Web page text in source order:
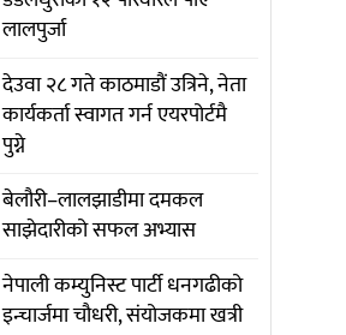
लालपुर्जा
देउवा २८ गते काठमाडौं उत्रिने, नेता
कार्यकर्ता स्वागत गर्न एयरपोर्टमै
पुग्ने
बेलौरी–लालझाडीमा दमकल
साझेदारीको सफल अभ्यास
नेपाली कम्युनिस्ट पार्टी धनगढीको
इन्चार्जमा चौधरी, संयोजकमा खत्री